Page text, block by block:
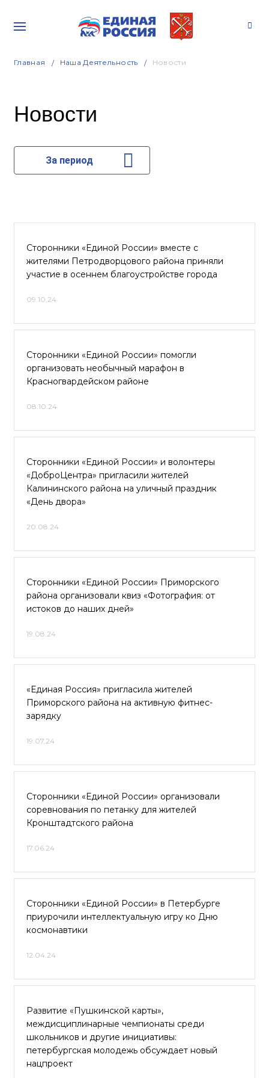
Главная Наша Деятельность Новости
Новости
За период
Сторонники «Единой России» вместе с
жителями Петродворцового района приняли
участие в осеннем благоустройстве города
09.10.24
Сторонники «Единой России» помогли
организовать необычный марафон в
Красногвардейском районе
08.10.24
Сторонники «Единой России» и волонтеры
«ДоброЦентра» пригласили жителей
Калининского района на уличный праздник
«День двора»
20.08.24
Сторонники «Единой России» Приморского
района организовали квиз «Фотография: от
истоков до наших дней»
19.08.24
«Единая Россия» пригласила жителей
Приморского района на активную фитнес-
зарядку
19.07.24
Сторонники «Единой России» организовали
соревнования по петанку для жителей
Кронштадтского района
17.06.24
Сторонники «Единой России» в Петербурге
приурочили интеллектуальную игру ко Дню
космонавтики
12.04.24
Развитие «Пушкинской карты»,
междисциплинарные чемпионаты среди
школьников и другие инициативы:
петербургская молодежь обсуждает новый
нацпроект